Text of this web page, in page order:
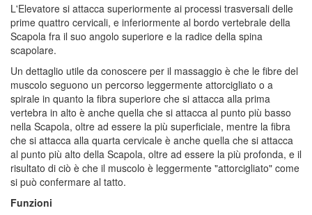
L'Elevatore si attacca superiormente ai processi trasversali delle
prime quattro cervicali, e inferiormente al bordo vertebrale della
Scapola fra il suo angolo superiore e la radice della spina
scapolare.
Un dettaglio utile da conoscere per il massaggio è che le fibre del
muscolo seguono un percorso leggermente attorcigliato o a
spirale in quanto la fibra superiore che si attacca alla prima
vertebra in alto è anche quella che si attacca al punto più basso
nella Scapola, oltre ad essere la più superficiale, mentre la fibra
che si attacca alla quarta cervicale è anche quella che si attacca
al punto più alto della Scapola, oltre ad essere la più profonda, e il
risultato di ciò è che il muscolo è leggermente "attorcigliato" come
si può confermare al tatto.
Funzioni